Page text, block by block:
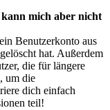
mich aber nicht
Benutzerkonto aus
hat. Außerdem
die für längere
um die
dich einfach
teil!